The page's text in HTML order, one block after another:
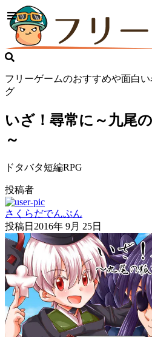
フリーゲームのおすすめや面白
グ
いざ！尋常に～九尾
～
ドタバタ短編RPG
投稿者
さくらだでんぷん
投稿日 2016年 9月 25日